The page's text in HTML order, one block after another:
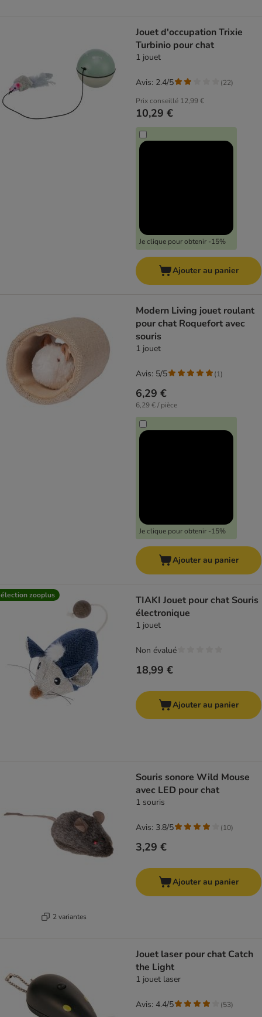
Jouet d'occupation Trixie
Turbinio pour chat
1 jouet
Prix conseillé 12,99 €
10,29 €
Je clique pour obtenir -15%
Avis: 2.4/5 (22)
Ajouter au panier
Modern Living jouet roulant
pour chat Roquefort avec
souris
1 jouet
6,29 €
6,29 € / pièce
Je clique pour obtenir -15%
Avis: 5/5 (1)
Ajouter au panier
zooplus
TIAKI Jouet pour chat Souris
électronique
1 jouet
18,99 €
Non évalué
Ajouter au panier
2 variantes
Souris sonore Wild Mouse
avec LED pour chat
1 souris
3,29 €
Avis: 3.8/5 (10)
Ajouter au panier
Jouet laser pour chat Catch
the Light
1 jouet laser
Avis: 4.4/5 (53)